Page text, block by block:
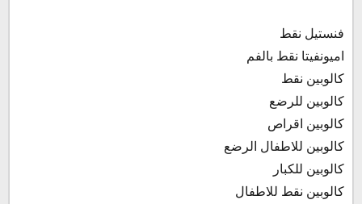
فنستيل نقط
اميونفيتا نقط بالفم
كالوبين نقط
كالوبين للرضع
كالوبين اقراص
كالوبين للاطفال الرضع
كالوبين للكبار
كالوبين نقط للاطفال